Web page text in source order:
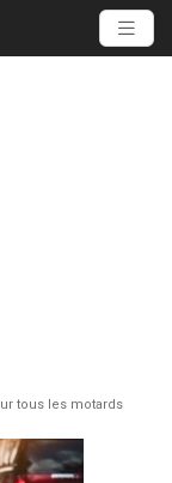
tous les motards